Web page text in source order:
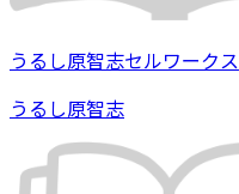
うるし原智志セルワークス
うるし原智志